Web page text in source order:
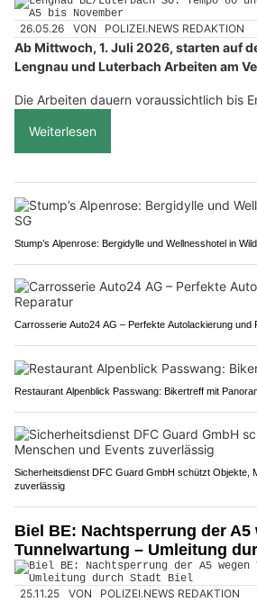
26.05.26 VON POLIZEI.NEWS REDAKTION
Ab Mittwoch, 1. Juli 2026, starten auf
Lengnau und Luterbach Arbeiten am
Die Arbeiten dauern voraussichtlich bis
Weiterlesen
Stump’s Alpenrose: Bergidylle und Wellnesshotel in
Carrosserie Auto24 AG – Perfekte Autolackierung und
Restaurant Alpenblick Passwang: Bikertreff mit
Sicherheitsdienst DFC Guard GmbH schützt Objekte,
zuverlässig
Biel BE: Nachtsperrung der A5
Tunnelwartung – Umleitung
25.11.25 VON POLIZEI.NEWS REDAKTION